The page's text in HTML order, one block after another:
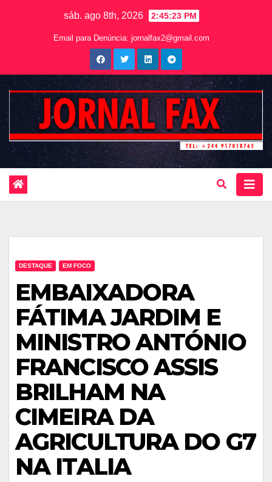
sáb. ago 8th, 2026 2:45:24 PM
Email para Denúncia: jornalfax2@gmail.com
DESTAQUE EM FOCO
EMBAIXADORA
FÁTIMA JARDIM E
MINISTRO ANTÓNIO
FRANCISCO ASSIS
BRILHAM NA
CIMEIRA DA
AGRICULTURA DO G7
NA ITALIA